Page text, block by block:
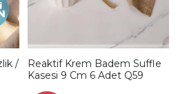
/
Reaktif Krem Badem Suffle
Kasesi 9 Cm 6 Adet Q59